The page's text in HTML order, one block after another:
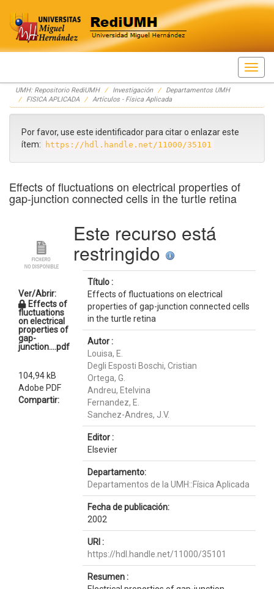
Skip
navigation
UMH: Repositorio RediUMH Investigación
Departamentos UMH
FISICA APLICADA
Artículos - Física Aplicada
Por favor, use este identificador para citar o enlazar este
ítem:
https://hdl.handle.net/11000/35101
Effects of fluctuations on electrical properties of
gap-junction connected cells in the turtle retina
Ver/Abrir:
Effects of
fluctuations
on electrical
properties of
gap-
junction....pdf
104,94 kB
Adobe PDF
Compartir:
Este recurso está
restringido
Título :
Effects of fluctuations on electrical
properties of gap-junction connected cells
in the turtle retina
Autor :
Louisa, E.
Degli Esposti Boschi, Cristian
Ortega, G.
Andreu, Etelvina
Fernandez, E.
Sanchez-Andres, J.V.
Editor :
Elsevier
Departamento:
Departamentos de la UMH::Física Aplicada
Fecha de publicación:
2002
URI :
https://hdl.handle.net/11000/35101
Resumen :